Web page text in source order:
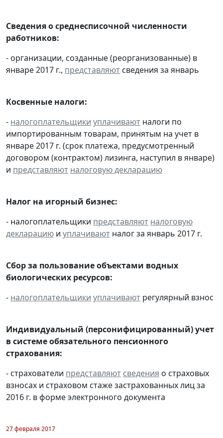
Сведения о среднесписочной численности
работников:
- организации, созданные (реорганизованные) в
январе 2017 г., представляют сведения за январь
Косвенные налоги:
- налогоплательщики уплачивают налоги по
импортированным товарам, принятым на учет в
январе 2017 г. (срок платежа, предусмотренный
договором (контрактом) лизинга, наступил в январе)
и представляют налоговую декларацию
Налог на игорный бизнес:
- налогоплательщики представляют налоговую
декларацию и уплачивают налог за январь 2017 г.
Сбор за пользование объектами водных
биологических ресурсов:
- налогоплательщики уплачивают регулярный взнос
Индивидуальный (персонифицированный) учет
в системе обязательного пенсионного
страхования:
- страхователи представляют сведения о страховых
взносах и страховом стаже застрахованных лиц за
2016 г. в форме электронного документа
27 февраля 2017